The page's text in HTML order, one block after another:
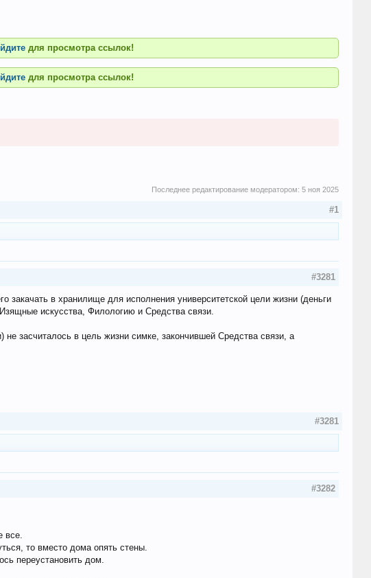
для просмотра ссылок!
для просмотра ссылок!
Последнее редактирование модератором:5 ноя 2025
#1
#3281
в хранилище для исполнения университетской цели жизни (деньги
искусства, Филологию и Средства связи.
не засчиталось в цель жизни симке, закончившей Средства связи, а
#3281
#3282
все.
то вместо дома опять стены.
переустановить дом.